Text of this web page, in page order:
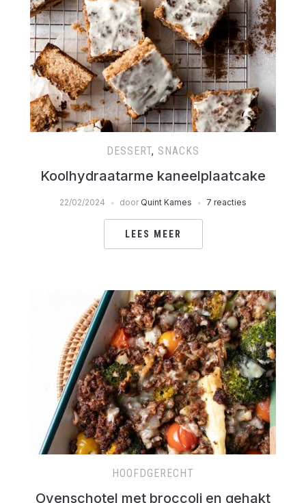
DESSERT, SNACKS
Koolhydraatarme kaneelplaatcake
22/02/2024 door Quint Kames 7 reacties
LEES MEER
HOOFDGERECHT
Ovenschotel met broccoli en gehakt